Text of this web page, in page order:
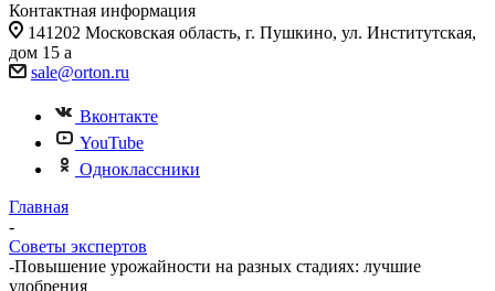
Контактная информация
141202 Московская область, г. Пушкино, ул. Институтская,
дом 15 а
sale@orton.ru
Вконтакте
YouTube
Одноклассники
Главная
-
Советы экспертов
-Повышение урожайности на разных стадиях: лучшие
удобрения